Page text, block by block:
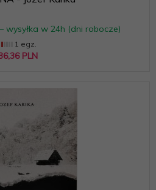
wysyłka w 24h (dni robocze)
1 egz.
36 PLN